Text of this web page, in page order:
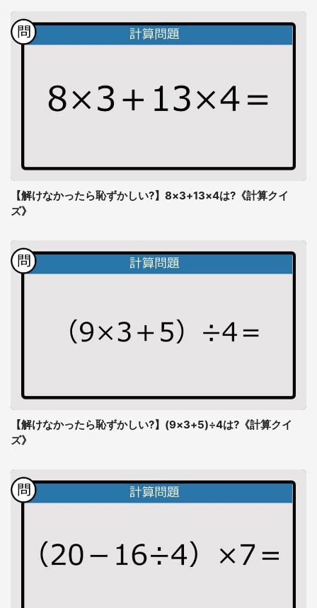
【解けなかったら恥ずかしい?】8×3+13×4は?《計算クイ
ズ》
【解けなかったら恥ずかしい?】(9×3+5)÷4は?《計算クイ
ズ》